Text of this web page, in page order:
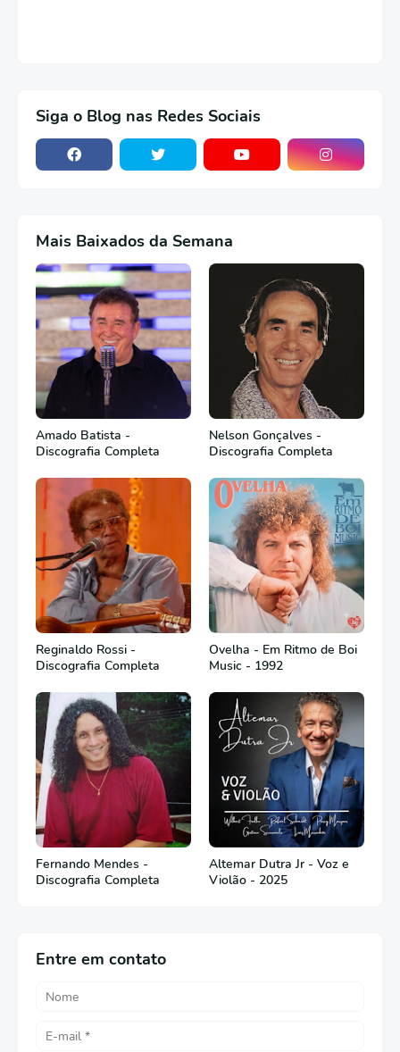
Siga o Blog nas Redes Sociais
Mais Baixados da Semana
Amado Batista -
Discografia Completa
Nelson Gonçalves -
Discografia Completa
Reginaldo Rossi -
Discografia Completa
Ovelha - Em Ritmo de Boi
Music - 1992
Fernando Mendes -
Discografia Completa
Altemar Dutra Jr - Voz e
Violão - 2025
Entre em contato